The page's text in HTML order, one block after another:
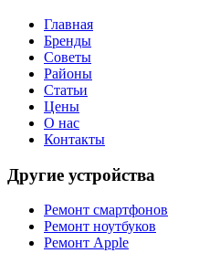
Главная
Бренды
Советы
Районы
Статьи
Цены
О нас
Контакты
Другие устройства
Ремонт смартфонов
Ремонт ноутбуков
Ремонт Apple